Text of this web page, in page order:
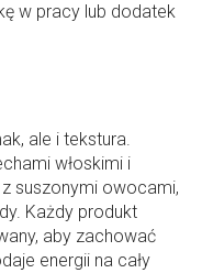
w pracy lub dodatek
ale i tekstura.
włoskimi i
suszonymi owocami,
Każdy produkt
aby zachować
energii na cały